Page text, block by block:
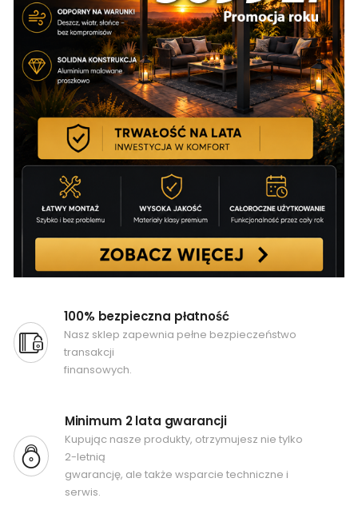
100% bezpieczna płatność
Nasz sklep zapewnia pełne bezpieczeństwo
transakcji
finansowych.
Minimum 2 lata gwarancji
Kupując nasze produkty, otrzymujesz nie tylko
2-letnią
gwarancję, ale także wsparcie techniczne i
serwis.